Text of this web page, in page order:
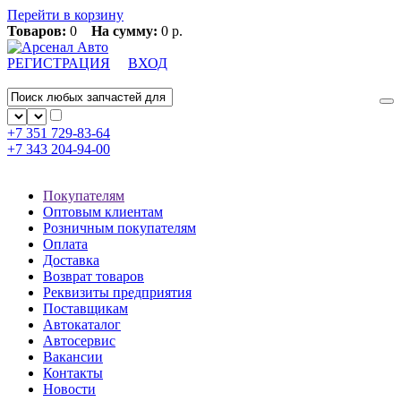
Перейти в корзину
Товаров: 0 На сумму: 0 р.
РЕГИСТРАЦИЯ ВХОД
+7 351 729-83-64
+7 343 204-94-00
Покупателям
Оптовым клиентам
Розничным покупателям
Оплата
Доставка
Возврат товаров
Реквизиты предприятия
Поставщикам
Автокаталог
Автосервис
Вакансии
Контакты
Новости